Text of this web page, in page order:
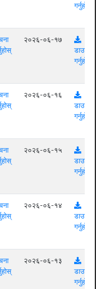
गर्नुहोस्
२०२६-०६-१७
डाउनलोड
गर्नुहोस्
२०२६-०६-१६
डाउनलोड
गर्नुहोस्
२०२६-०६-१५
डाउनलोड
गर्नुहोस्
२०२६-०६-१४
डाउनलोड
गर्नुहोस्
२०२६-०६-१३
डाउनलोड
गर्नुहोस्